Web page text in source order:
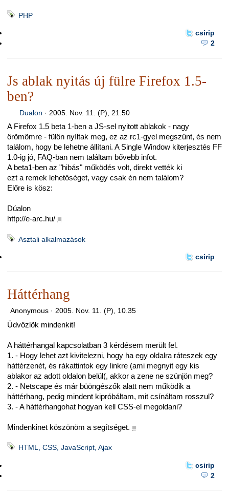
PHP
csirip
2
Js ablak nyitás új fülre Firefox 1.5-
ben?
Dualon · 2005. Nov. 11. (P), 21.50
A Firefox 1.5 beta 1-ben a JS-sel nyitott ablakok - nagy
örömömre - fülön nyíltak meg, ez az rc1-gyel megszűnt, és nem
találom, hogy be lehetne állítani. A Single Window kiterjesztés FF
1.0-ig jó, FAQ-ban nem találtam bővebb infot.
A beta1-ben az "hibás" működés volt, direkt vették ki
ezt a remek lehetőséget, vagy csak én nem találom?
Előre is kösz:
Dúalon
http://e-arc.hu/ ■
Asztali alkalmazások
csirip
Háttérhang
Anonymous · 2005. Nov. 11. (P), 10.35
Üdvözlök mindenkit!
A háttérhangal kapcsolatban 3 kérdésem merült fel.
1. - Hogy lehet azt kivitelezni, hogy ha egy oldalra ráteszek egy
háttérzenét, és rákattintok egy linkre (ami megnyit egy kis
ablakor az adott oldalon belül(, akkor a zene ne szünjön meg?
2. - Netscape és már büöngészők alatt nem működik a
háttérhang, pedig mindent kipróbáltam, mit csínáltam rosszul?
3. - A háttérhangohat hogyan kell CSS-el megoldani?
Mindenkinet köszönöm a segítséget. ■
HTML, CSS, JavaScript, Ajax
csirip
2